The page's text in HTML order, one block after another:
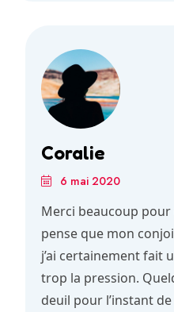
Coralie
6 mai 2020
Merci beaucoup
pense que mon
j’ai certainement fait
trop la pression.
deuil pour l’instant